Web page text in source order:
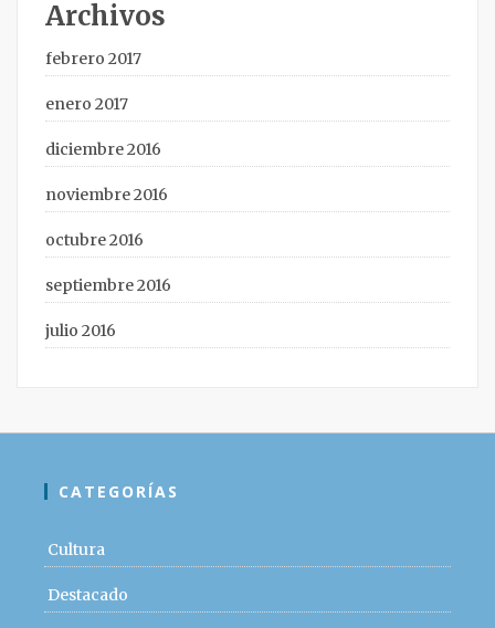
Archivos
febrero 2017
enero 2017
diciembre 2016
noviembre 2016
octubre 2016
septiembre 2016
julio 2016
CATEGORÍAS
Cultura
Destacado